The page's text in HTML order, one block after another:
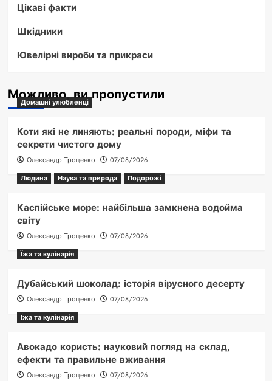
Цікаві факти
Шкідники
Ювелірні вироби та прикраси
Можливо, ви пропустили
Домашні улюбленці
Коти які не линяють: реальні породи, міфи та
секрети чистого дому
Олександр Троценко
07/08/2026
Людина
Наука та природа Подорожі
Каспійське море: найбільша замкнена водойма
світу
Олександр Троценко
07/08/2026
Їжа та кулінарія
Дубайський шоколад: історія вірусного десерту
Олександр Троценко
07/08/2026
Їжа та кулінарія
Авокадо користь: науковий погляд на склад,
ефекти та правильне вживання
Олександр Троценко 07/08/2026